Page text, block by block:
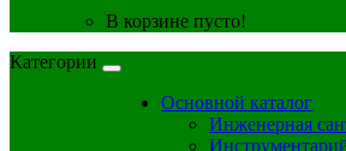
В корзине пусто!
Категории
Основной каталог
Инженерная